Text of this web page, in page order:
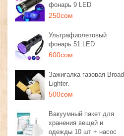
фонарь 9 LED
250сом
Ультрафиолетовый
фонарь 51 LED
600сом
Зажигалка газовая Broad
Lighter.
500сом
Вакуумный пакет для
хранения вещей и
одежды 10 шт + насос